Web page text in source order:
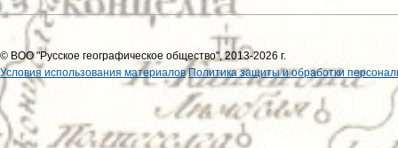
© ВОО "Русское географическое общество", 2013-2026 г.
Условия использования материалов Политика защиты и обработки